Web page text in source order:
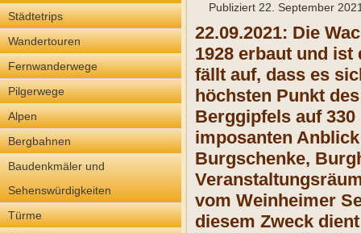
Städtetrips
Wandertouren
Fernwanderwege
Pilgerwege
Alpen
Bergbahnen
Baudenkmäler und
Sehenswürdigkeiten
Türme
Publiziert 22. September
22.09.2021: Die
1928 erbaut und
fällt auf, dass es
höchsten Punkt
Berggipfels auf
imposanten
Burgschenke,
vom Weinheimer
diesem Zweck